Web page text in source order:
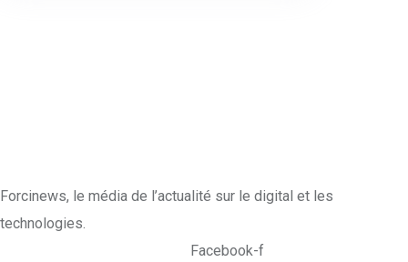
Forcinews, le média de l’actualité sur le digital et les
technologies.
Facebook-f